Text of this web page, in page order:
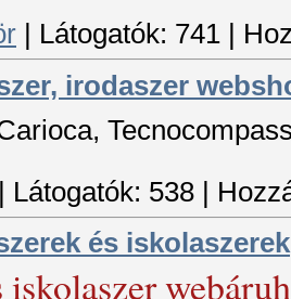
Látogatók: 741
irodaszer
Látogatók: 538
és iskolaszerek
iskolaszer